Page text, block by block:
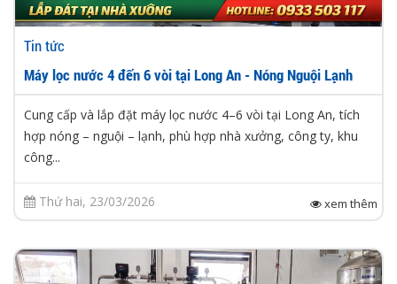
Tin tức
Máy lọc nước 4 đến 6 vòi tại Long An - Nóng Nguội Lạnh
Cung cấp và lắp đặt máy lọc nước 4–6 vòi tại Long An, tích
hợp nóng – nguội – lạnh, phù hợp nhà xưởng, công ty, khu
công...
Thứ hai, 23/03/2026 xem thêm